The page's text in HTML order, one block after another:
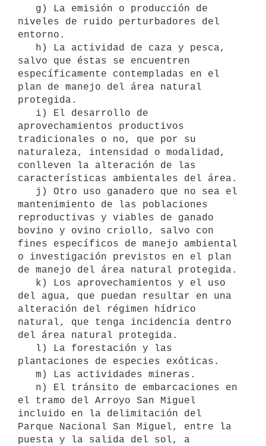
niveles de ruido perturbadores del
entorno.
salvo que éstas se encuentren
específicamente contempladas en el
plan de manejo del área natural
protegida.
aprovechamientos productivos
tradicionales o no, que por su
naturaleza, intensidad o modalidad,
conlleven la alteración de las
características ambientales del área.
mantenimiento de las poblaciones
reproductivas y viables de ganado
bovino y ovino criollo, salvo con
fines específicos de manejo ambiental
o investigación previstos en el plan
de manejo del área natural protegida.
del agua, que puedan resultar en una
alteración del régimen hídrico
natural, que tenga incidencia dentro
del área natural protegida.
plantaciones de especies exóticas.
el tramo del Arroyo San Miguel
incluido en la delimitación del
Parque Nacional San Miguel, entre la
puesta y la salida del sol, a